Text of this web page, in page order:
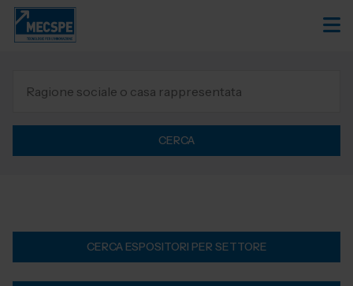
CERCA
CERCA ESPOSITORI PER SETTORE